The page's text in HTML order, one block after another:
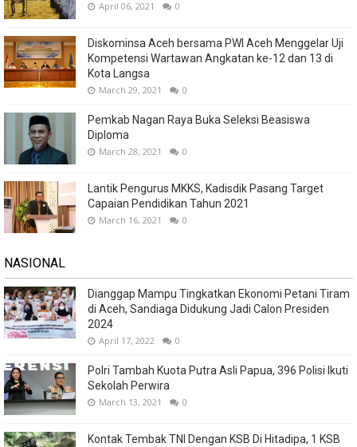
April 06, 2021 0
Diskominsa Aceh bersama PWI Aceh Menggelar Uji
Kompetensi Wartawan Angkatan ke-12 dan 13 di
Kota Langsa
March 29, 2021 0
Pemkab Nagan Raya Buka Seleksi Beasiswa
Diploma
March 28, 2021 0
Lantik Pengurus MKKS, Kadisdik Pasang Target
Capaian Pendidikan Tahun 2021
March 16, 2021 0
NASIONAL
Dianggap Mampu Tingkatkan Ekonomi Petani Tiram
di Aceh, Sandiaga Didukung Jadi Calon Presiden
2024
April 17, 2022 0
Polri Tambah Kuota Putra Asli Papua, 396 Polisi Ikuti
Sekolah Perwira
March 13, 2021 0
Kontak Tembak TNI Dengan KSB Di Hitadipa, 1 KSB